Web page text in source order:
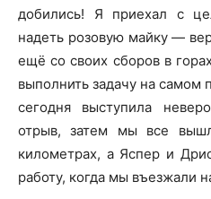
добились! Я приехал с
надеть розовую майку —
ещё со своих сборов в
выполнить задачу на самом
сегодня выступила
отрыв, затем мы все
километрах, а Яспер и
работу, когда мы въезжали